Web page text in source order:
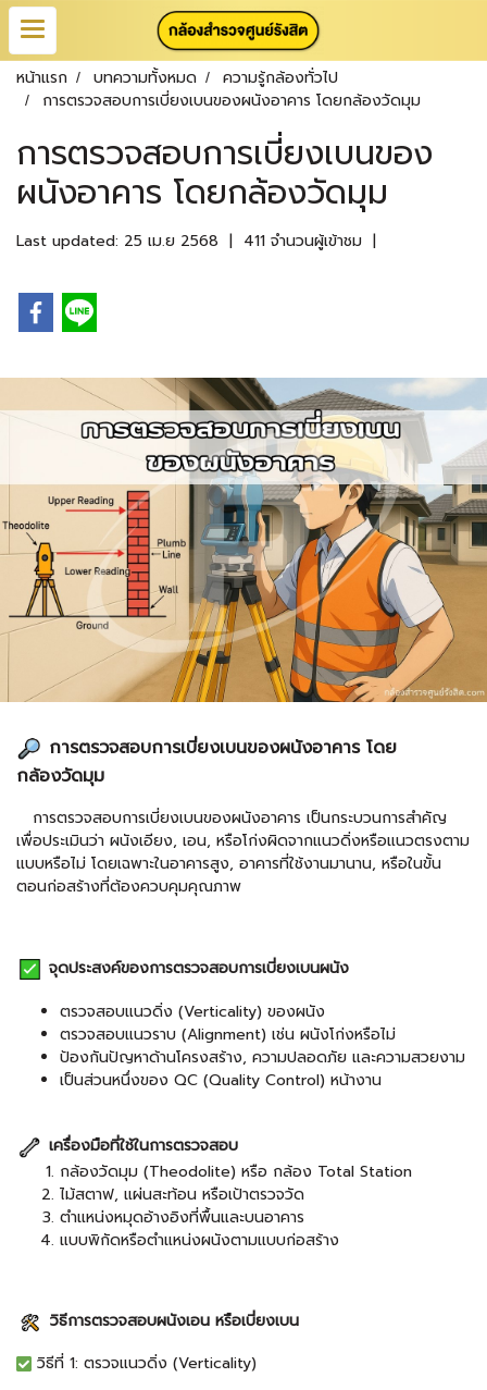
หน้าแรก บทความทั้งหมด
ความรู้กล้องทั่วไป
การตรวจสอบการเบี่ยงเบนของผนังอาคาร โดยกล้องวัดมุม
การตรวจสอบการเบี่ยงเบนของ
ผนังอาคาร โดยกล้องวัดมุม
Last updated: 25 เม.ย 2568 | 411 จำนวนผู้เข้าชม |
การตรวจสอบการเบี่ยงเบนของผนังอาคาร โดย
กล้องวัดมุม
การตรวจสอบการเบี่ยงเบนของผนังอาคาร เป็นกระบวนการสำคัญ
เพื่อประเมินว่า ผนังเอียง, เอน, หรือโก่งผิดจากแนวดิ่งหรือแนวตรงตาม
แบบหรือไม่ โดยเฉพาะในอาคารสูง, อาคารที่ใช้งานมานาน, หรือในขั้น
ตอนก่อสร้างที่ต้องควบคุมคุณภาพ
จุดประสงค์ของการตรวจสอบการเบี่ยงเบนผนัง
ตรวจสอบแนวดิ่ง (Verticality) ของผนัง
ตรวจสอบแนวราบ (Alignment) เช่น ผนังโก่งหรือไม่
ป้องกันปัญหาด้านโครงสร้าง, ความปลอดภัย และความสวยงาม
เป็นส่วนหนึ่งของ QC (Quality Control) หน้างาน
เครื่องมือที่ใช้ในการตรวจสอบ
กล้องวัดมุม (Theodolite) หรือ กล้อง Total Station
ไม้สตาฟ, แผ่นสะท้อน หรือเป้าตรวจวัด
ตำแหน่งหมุดอ้างอิงที่พื้นและบนอาคาร
แบบพิกัดหรือตำแหน่งผนังตามแบบก่อสร้าง
วิธีการตรวจสอบผนังเอน หรือเบี่ยงเบน
วิธีที่ 1: ตรวจแนวดิ่ง (Verticality)